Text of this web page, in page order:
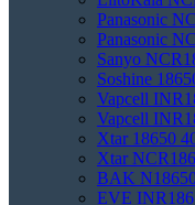
Panasonic
Panasonic
Sanyo
Soshine
Vapcell
Vapcell
Xtar 18650
Xtar
BAK
EVE